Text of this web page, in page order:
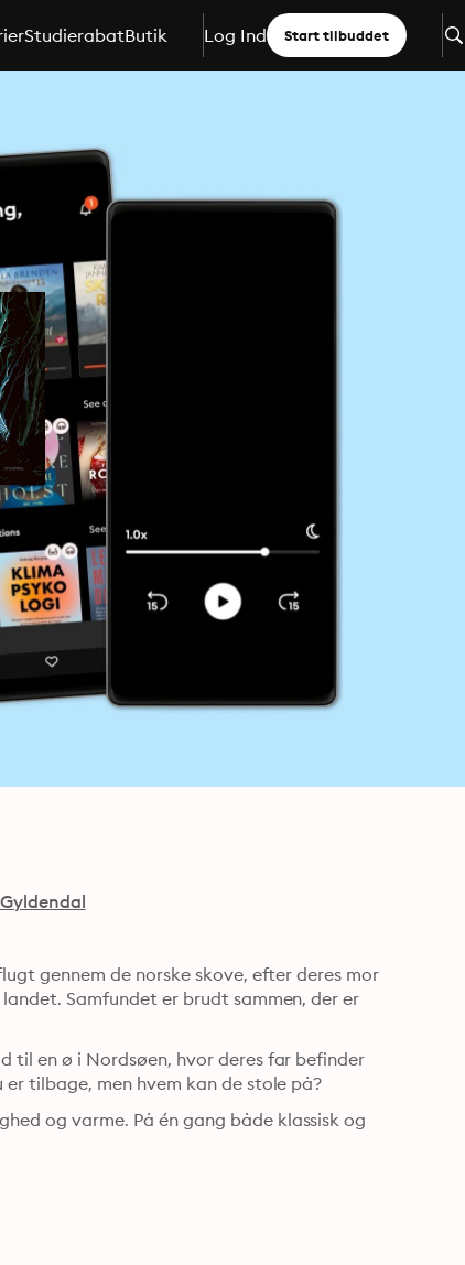
StudierabatButik Log Ind Start tilbuddet
Gyldendal
gennem de norske skove, efter deres mor
Samfundet er brudt sammen, der er
til en ø i Nordsøen, hvor deres far befinder
tilbage, men hvem kan de stole på?
og varme. På én gang både klassisk og